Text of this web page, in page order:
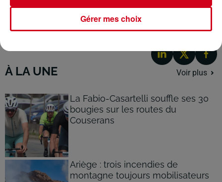
À LA UNE Voir plus
La Fabio-Casartelli souffle ses 30
bougies sur les routes du
Couserans
Ariège : trois incendies de
montagne toujours mobilisateurs
Gérer mes choix